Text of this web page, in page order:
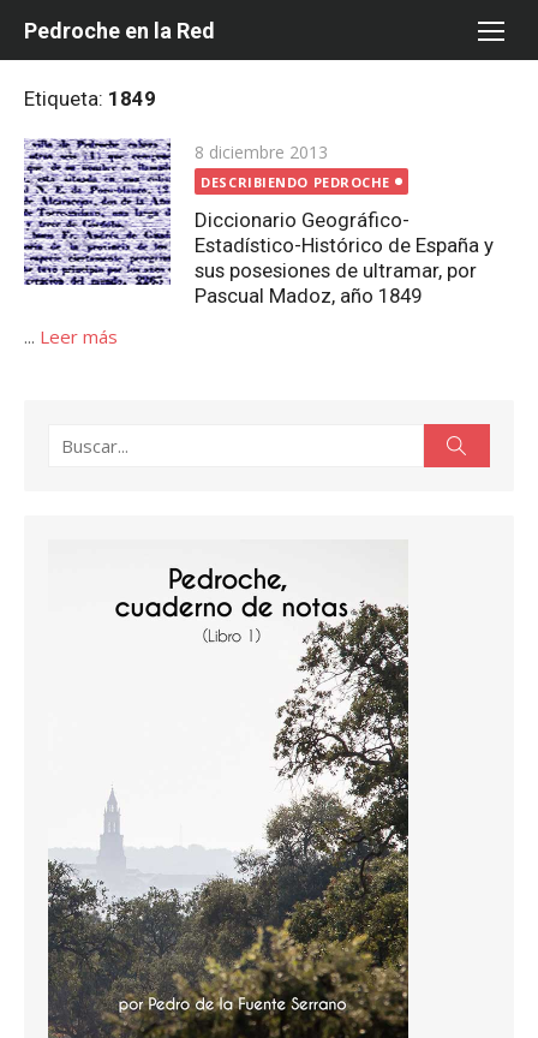
Pedroche en la Red
Etiqueta: 1849
Publicada
el
8 diciembre 2013
DESCRIBIENDO PEDROCHE
Diccionario Geográfico-
Estadístico-Histórico de España y
sus posesiones de ultramar, por
Pascual Madoz, año 1849
... Leer más
Buscar: